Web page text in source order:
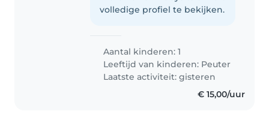
volledige profiel te bekijken.
Aantal kinderen: 1
Leeftijd van kinderen: Peuter
Laatste activiteit: gisteren
€ 15,00/uur